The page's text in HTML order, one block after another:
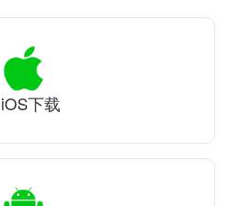
iOS下载